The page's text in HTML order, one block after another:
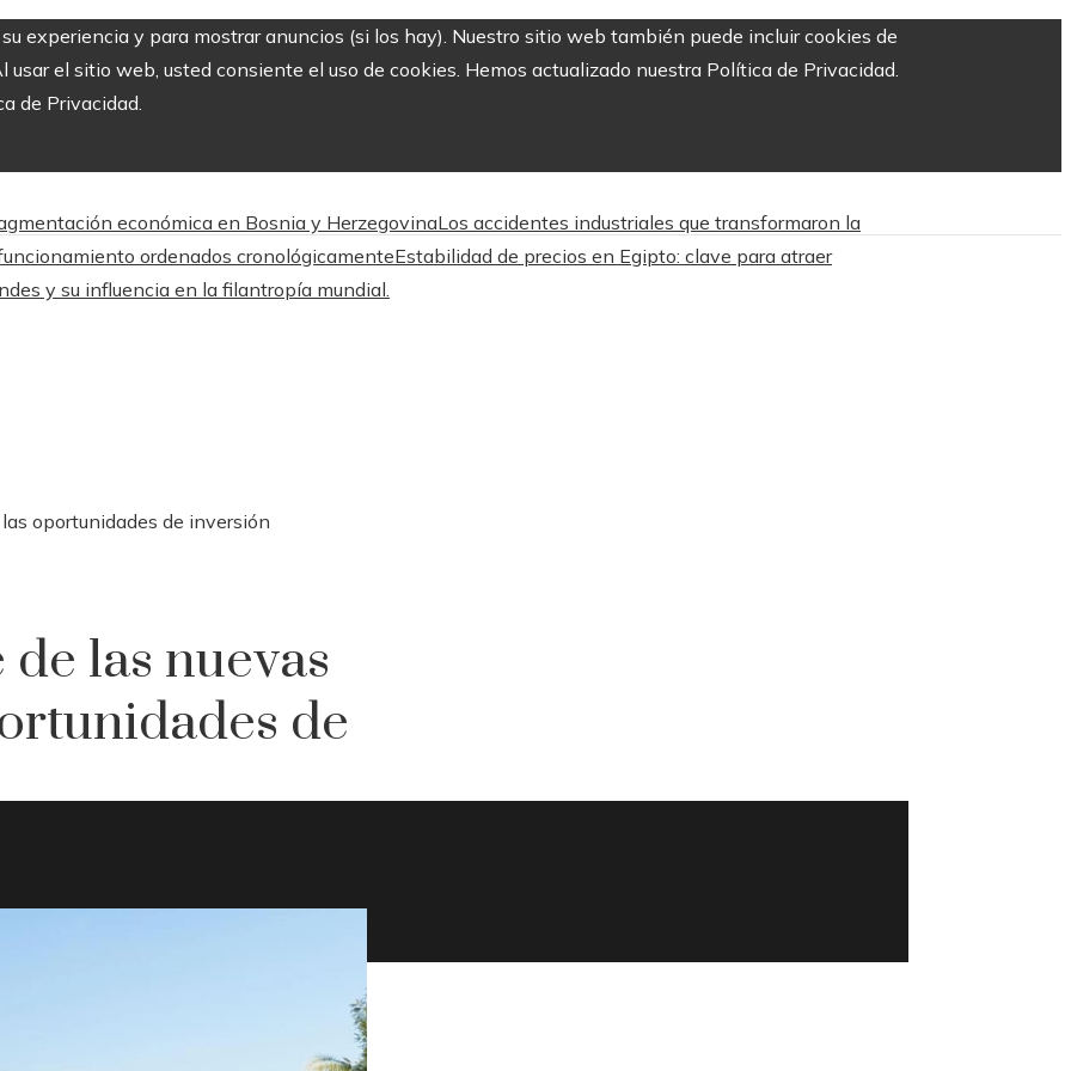
experiencia y para mostrar anuncios (si los hay). Nuestro sitio web también puede incluir cookies de
el sitio web, usted consiente el uso de cookies. Hemos actualizado nuestra Política de Privacidad.
de Privacidad.
económica en Bosnia y HerzegovinaLos accidentes industriales que transformaron la
ordenados cronológicamenteEstabilidad de precios en Egipto: clave para atraer
y su influencia en la filantropía mundial.
oportunidades de inversión
de las nuevas
de